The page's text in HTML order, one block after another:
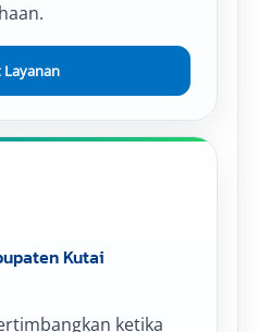
Layanan
Kutai
ketika